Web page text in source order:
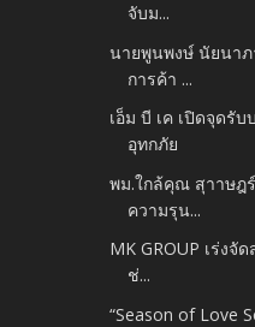
จับม...
นายพูนพงษ์ นัยนา
การค้า ...
เอ็ม บี เค เปิดจุดรั
อุทกภัย
พม.ใกล้คุณ สุาาษฎ
ความรุน...
MK GROUP เร่งจั
ช่...
“Season of Love